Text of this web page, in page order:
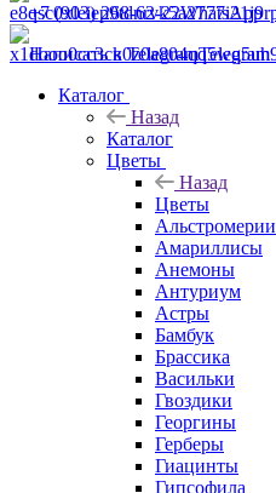
+7 (903) 268-62-22WhatsApp
Написать в TelegramTelegram
Каталог
Назад
Каталог
Цветы
Назад
Цветы
Альстромерии
Амариллисы
Анемоны
Антуриум
Астры
Бамбук
Брассика
Васильки
Гвоздики
Георгины
Герберы
Гиацинты
Гипсофила